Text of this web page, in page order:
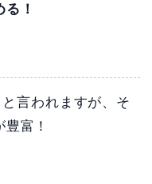
！
言われますが、そ
富！